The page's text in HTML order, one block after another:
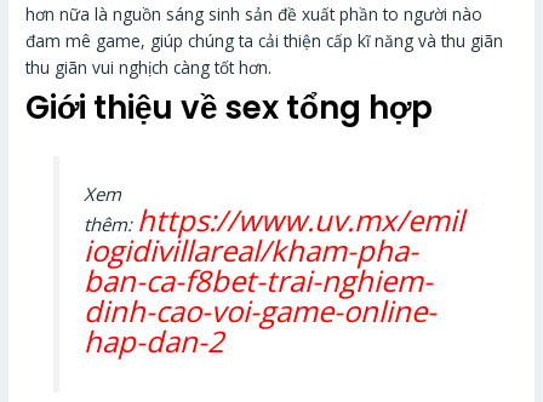
hơn nữa là nguồn sáng sinh sản đề xuất phần to người nào
đam mê game, giúp chúng ta cải thiện cấp kĩ năng và thu giãn
thu giãn vui nghịch càng tốt hơn.
Giới thiệu về sex tổng hợp
Xem
thêm: https://www.uv.mx/emil
iogidivillareal/kham-pha-
ban-ca-f8bet-trai-nghiem-
dinh-cao-voi-game-online-
hap-dan-2